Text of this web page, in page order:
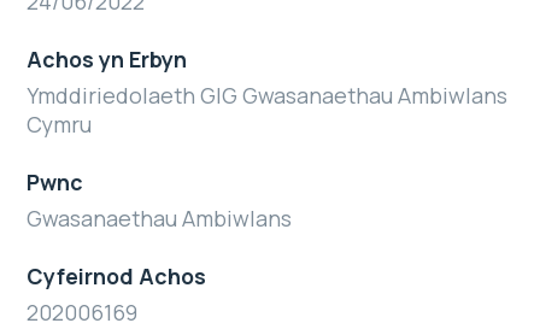
Achos yn Erbyn
Ymddiriedolaeth GIG Gwasanaethau Ambiwlans
Cymru
Pwnc
Gwasanaethau Ambiwlans
Cyfeirnod Achos
202006169